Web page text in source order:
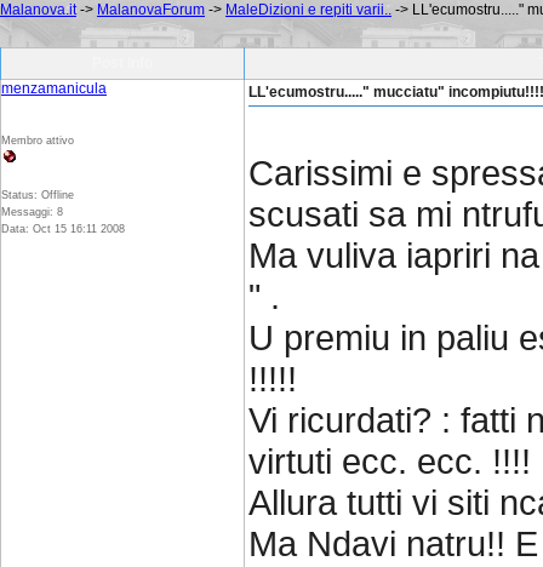
Malanova.it-> MalanovaForum -> MaleDizioni e repiti varii.. -> LL'ecumostru....."
menzamanicula
Membro attivo
Status: Offline
Messaggi: 8
Data: Oct 15 16:11 2008
LL'ecumostru....." mucciatu"
Carissimi e
scusati sa mi
Ma vuliva iapriri
" .
U premiu in paliu
!!!!!
Vi ricurdati? : fatti
virtuti ecc. ecc. !!!!
Allura tutti vi siti
Ma Ndavi natru!!